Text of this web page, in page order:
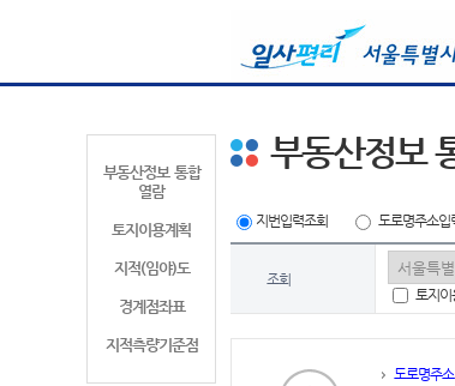
부동산정보 통합
열람
토지이용계획
지적(임야)도
경계점좌표
지적측량기준점
부동산정보
지번입력조회 도로명주소입
조회
토지
도로명주